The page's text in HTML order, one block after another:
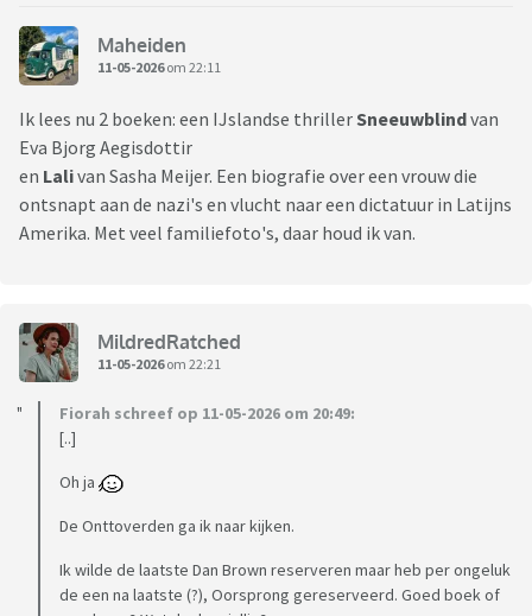
Maheiden
11-05-2026om 22:11
Ik lees nu 2 boeken: een IJslandse thrillerSneeuwblindvan
Eva Bjorg Aegisdottir
en Lalivan Sasha Meijer. Een biografie over een vrouw die
ontsnapt aan de nazi's en vlucht naar een dictatuur in Latijns
Amerika. Met veel familiefoto's, daar houd ik van.
MildredRatched
11-05-2026om 22:21
Fiorah schreef op 11-05-2026 om 20:49:
[..]
Oh ja
De Onttoverden ga ik naar kijken.
Ik wilde de laatste Dan Brown reserveren maar heb per ongeluk
de een na laatste (?), Oorsprong gereserveerd. Goed boek of